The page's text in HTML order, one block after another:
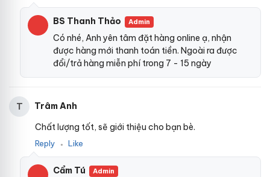
BS Thanh Thảo Admin
Có nhé, Anh yên tâm đặt hàng online ạ, nhận
được hàng mới thanh toán tiền. Ngoài ra được
đổi/trả hàng miễn phí trong 7 - 15 ngày
T
Trâm Anh
Chất lượng tốt, sẽ giới thiệu cho bạn bè.
Reply ● Like
Cẩm Tú Admin